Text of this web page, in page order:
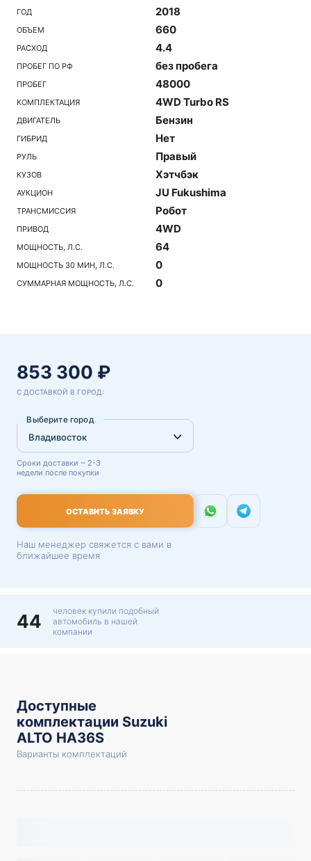
ГОД 2018
ОБЪЕМ 660
РАСХОД 4.4
ПРОБЕГ ПО РФ без пробега
ПРОБЕГ 48000
КОМПЛЕКТАЦИЯ 4WD Turbo RS
ДВИГАТЕЛЬ Бензин
ГИБРИД Нет
РУЛЬ Правый
КУЗОВ Хэтчбэк
АУКЦИОН JU Fukushima
ТРАНСМИССИЯ Робот
ПРИВОД 4WD
МОЩНОСТЬ, Л.С. 64
МОЩНОСТЬ 30 МИН, Л.С. 0
СУММАРНАЯ МОЩНОСТЬ, Л.С. 0
853 300 ₽
С ДОСТАВКОЙ В ГОРОД:
Выберите город
Сроки доставки ~ 2-3
недели после покупки
ОСТАВИТЬ ЗАЯВКУ
Наш менеджер свяжется с вами в
ближайшее время
44
человек купили подобный
автомобиль в нашей
компании
Доступные
комплектации Suzuki
ALTO HA36S
Варианты комплектаций